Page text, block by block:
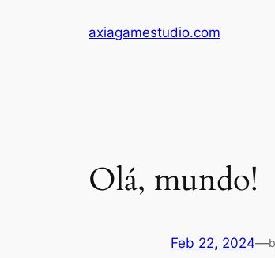
axiagamestudio.com
Olá, mundo!
Feb 22, 2024—